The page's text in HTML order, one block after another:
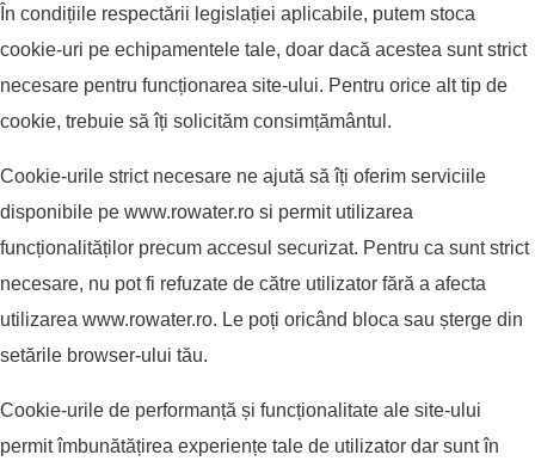
În condițiile respectării legislației aplicabile, putem stoca
cookie-uri pe echipamentele tale, doar dacă acestea sunt strict
necesare pentru funcționarea site-ului. Pentru orice alt tip de
cookie, trebuie să îți solicităm consimțământul.
Cookie-urile strict necesare ne ajută să îți oferim serviciile
disponibile pe www.rowater.ro si permit utilizarea
funcționalităților precum accesul securizat. Pentru ca sunt strict
necesare, nu pot fi refuzate de către utilizator fără a afecta
utilizarea www.rowater.ro. Le poți oricând bloca sau șterge din
setările browser-ului tău.
Cookie-urile de performanță și funcționalitate ale site-ului
permit îmbunătățirea experiențe tale de utilizator dar sunt în